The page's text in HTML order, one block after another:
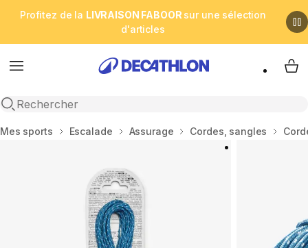
Profitez de la LIVRAISON FABOOR sur une sélection
d'articles
Menu
Open search
My
Accueil
Mes sports Escalade Assurage Cordes, sangles